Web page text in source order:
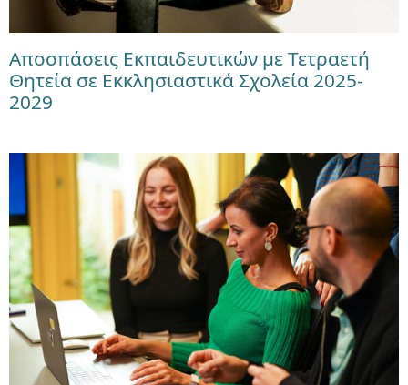
Αποσπάσεις Εκπαιδευτικών με Τετραετή
Θητεία σε Εκκλησιαστικά Σχολεία 2025-
2029